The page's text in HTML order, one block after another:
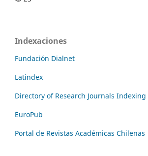
Indexaciones
Fundación Dialnet
Latindex
Directory of Research Journals Indexing
EuroPub
Portal de Revistas Académicas Chilenas